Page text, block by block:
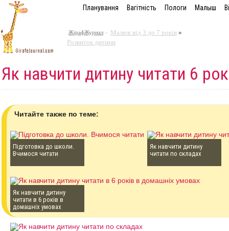
Планування Вагітність Пологи Малыш
ЖірафЖурнал » Малюк від 3 до 7 років »
Розвиток дитини
Як навчити дитину читати 6
Читайте также по теме:
Підготовка до школи.
Вчимося читати
Як навчити дитину
читати по складах
Як навчити дитину
читати в 6 років в
домашніх умовах